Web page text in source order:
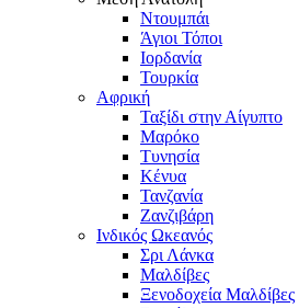
Ντουμπάι
Άγιοι Τόποι
Ιορδανία
Τουρκία
Αφρική
Ταξίδι στην Αίγυπτο
Μαρόκο
Τυνησία
Κένυα
Τανζανία
Ζανζιβάρη
Ινδικός Ωκεανός
Σρι Λάνκα
Μαλδίβες
Ξενοδοχεία Μαλδίβες